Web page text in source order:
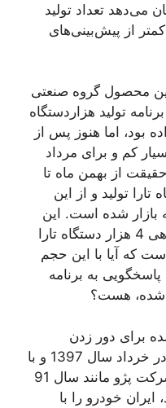
می‌دهد تعداد تولید
از پیش‌بینی‌های
محصول گروه صنعتی
تولید هزاردستگاه
بود، اما هنوز پس از
بسیار کم و برای مرداد
در حقیقت از بهمن ماه تا
هزار و 442دستگاه تارا تولید و از این
روانه بازار شده است. این
درحالی است که حداقل باید ماهی 4 هزار دستگاه تارا
که آیا با این حجم
پاسخگویی به برنامه
شده، هست؟
برای دور زدن
تحریم‌ها است. با آغاز تحریم‌ها در خرداد سال 1397 و با
اولویت تحریم صنعت خودرو، شرکت پژو مانند سال 91
ایران خودرو را با